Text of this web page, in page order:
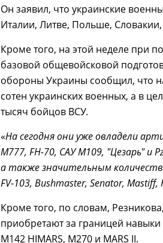
Он заявил, что украинские
Италии, Литве, Польше,
Кроме того, на этой неделе при
базовой общевойсковой
обороны Украины сообщил, что
сотен украинских военных, а в
тысяч бойцов ВСУ.
«На сегодня они уже овладели
М777, FH-70, САУ М109, "Цезарь" и
а также значительным
FV-103, Bushmaster, Senator, Mastiff,
Кроме того, по словам,
приобретают за границей
M142 HIMARS, M270 и MARS II.